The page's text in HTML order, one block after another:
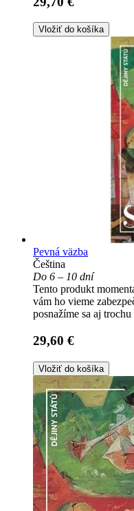
Vložiť do košíka
Pevná väzba
Čeština
Do 6 – 10 dní
Tento produkt
vám ho vieme
posnažíme sa aj
29,60 €
Vložiť do košíka